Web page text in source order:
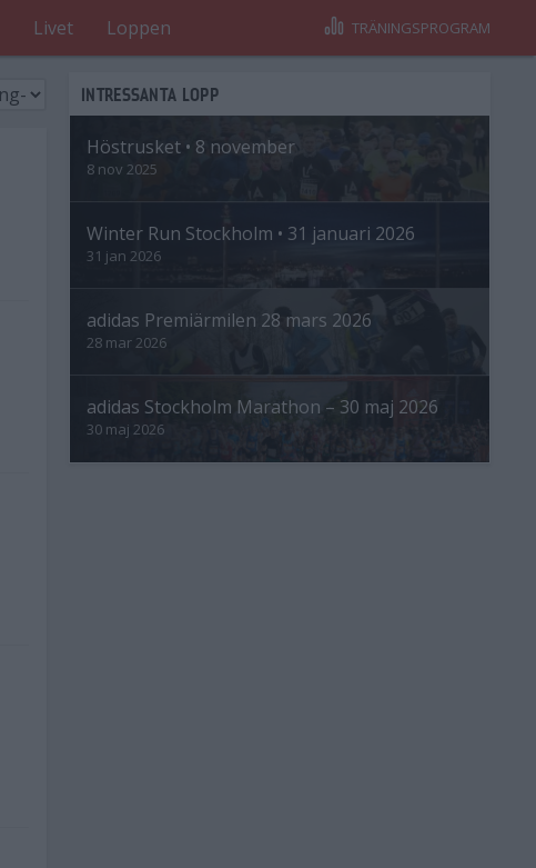
Livet Loppen TRÄNINGSPROGRAM
INTRESSANTA LOPP
Höstrusket • 8 november
8 nov 2025
Winter Run Stockholm • 31 januari 2026
31 jan 2026
adidas Premiärmilen 28 mars 2026
28 mar 2026
adidas Stockholm Marathon – 30 maj 2026
30 maj 2026